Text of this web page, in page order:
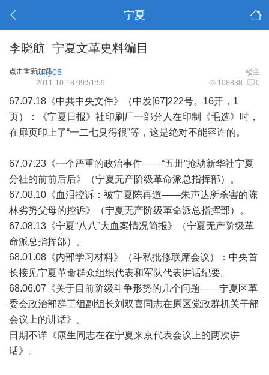
宁夏
李晓航 宁夏文革史料编目
点击重新加载 楼主
tuffy05
108838 0
2011-10-18 09:51:59
67.07.18《中共中央文件》（中发[67]222号。16开，1
页）：《宁夏日报》社印刷厂一部分人在印制《毛选》时，
在扉页印上了“一二七臭得很”等，这是绝对不能容许的。
67.07.23《一个严重的政治事件——“五卅”抢劫新华社宁夏
分社的前前后后》（宁夏无产阶级革命派总指挥部）。
67.08.10《血泪控诉：被宁夏陈再道——朱声达所杀害的陈
林劣势父母的控诉》（宁夏无产阶级革命派总指挥部）。
67.08.13《宁夏“八八”大血案情况简报》（宁夏无产阶级革
命派总指挥部）。
68.01.08《内部学习材料》（斗私批修联席会议）：中央首
长接见宁夏革命群众组织代表和军队代表讲话纪要。
68.06.07《关于目前阶级斗争形势的几个问题——宁夏区革
委会政治部群工组副组长刘双喜同志在原区党政群机关干部
会议上的讲话》。
日期不详《康生同志在在宁夏来京代表会议上的两次讲
话》。